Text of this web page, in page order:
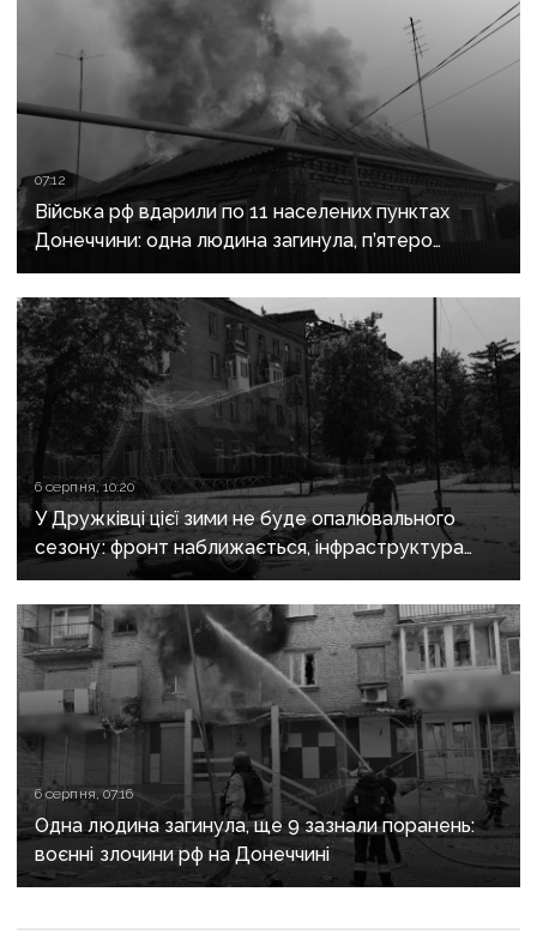
07:12
Війська рф вдарили по 11 населених пунктах
Донеччини: одна людина загинула, п’ятеро
поранені
6 серпня, 10:20
У Дружківці цієї зими не буде опалювального
сезону: фронт наближається, інфраструктура
критично зруйнована
6 серпня, 07:16
Одна людина загинула, ще 9 зазнали поранень:
воєнні злочини рф на Донеччині